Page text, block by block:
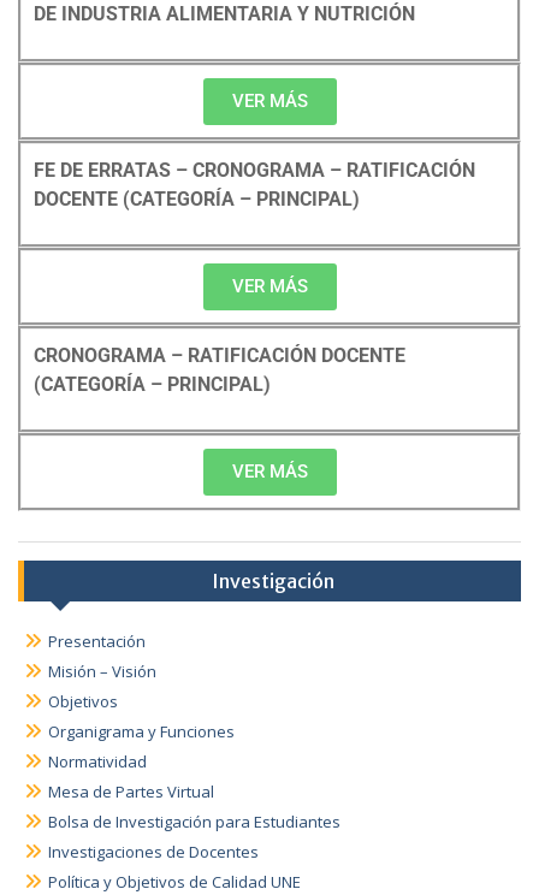
DE INDUSTRIA ALIMENTARIA Y NUTRICIÓN
VER MÁS
FE DE ERRATAS – CRONOGRAMA – RATIFICACIÓN
DOCENTE (CATEGORÍA – PRINCIPAL)
VER MÁS
CRONOGRAMA – RATIFICACIÓN DOCENTE
(CATEGORÍA – PRINCIPAL)
VER MÁS
Investigación
Presentación
Misión – Visión
Objetivos
Organigrama y Funciones
Normatividad
Mesa de Partes Virtual
Bolsa de Investigación para Estudiantes
Investigaciones de Docentes
Política y Objetivos de Calidad UNE